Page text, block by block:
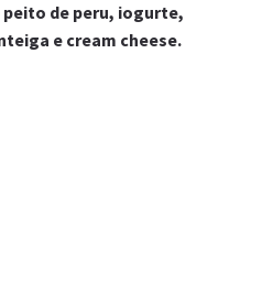
peito de peru, iogurte,
e cream cheese.